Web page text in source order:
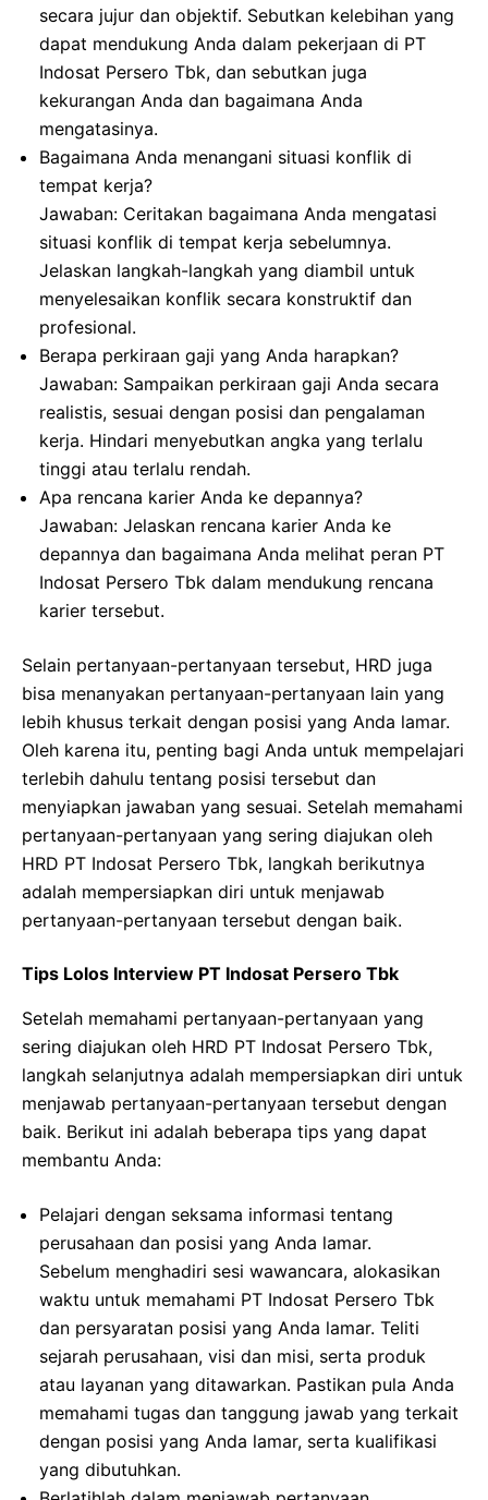
secara jujur dan objektif. Sebutkan kelebihan yang
dapat mendukung Anda dalam pekerjaan di PT
Indosat Persero Tbk, dan sebutkan juga
kekurangan Anda dan bagaimana Anda
mengatasinya.
Bagaimana Anda menangani situasi konflik di
tempat kerja?
Jawaban: Ceritakan bagaimana Anda mengatasi
situasi konflik di tempat kerja sebelumnya.
Jelaskan langkah-langkah yang diambil untuk
menyelesaikan konflik secara konstruktif dan
profesional.
Berapa perkiraan gaji yang Anda harapkan?
Jawaban: Sampaikan perkiraan gaji Anda secara
realistis, sesuai dengan posisi dan pengalaman
kerja. Hindari menyebutkan angka yang terlalu
tinggi atau terlalu rendah.
Apa rencana karier Anda ke depannya?
Jawaban: Jelaskan rencana karier Anda ke
depannya dan bagaimana Anda melihat peran PT
Indosat Persero Tbk dalam mendukung rencana
karier tersebut.
Selain pertanyaan-pertanyaan tersebut, HRD juga
bisa menanyakan pertanyaan-pertanyaan lain yang
lebih khusus terkait dengan posisi yang Anda lamar.
Oleh karena itu, penting bagi Anda untuk mempelajari
terlebih dahulu tentang posisi tersebut dan
menyiapkan jawaban yang sesuai. Setelah memahami
pertanyaan-pertanyaan yang sering diajukan oleh
HRD PT Indosat Persero Tbk, langkah berikutnya
adalah mempersiapkan diri untuk menjawab
pertanyaan-pertanyaan tersebut dengan baik.
Tips Lolos Interview PT Indosat Persero Tbk
Setelah memahami pertanyaan-pertanyaan yang
sering diajukan oleh HRD PT Indosat Persero Tbk,
langkah selanjutnya adalah mempersiapkan diri untuk
menjawab pertanyaan-pertanyaan tersebut dengan
baik. Berikut ini adalah beberapa tips yang dapat
membantu Anda:
Pelajari dengan seksama informasi tentang
perusahaan dan posisi yang Anda lamar.
Sebelum menghadiri sesi wawancara, alokasikan
waktu untuk memahami PT Indosat Persero Tbk
dan persyaratan posisi yang Anda lamar. Teliti
sejarah perusahaan, visi dan misi, serta produk
atau layanan yang ditawarkan. Pastikan pula Anda
memahami tugas dan tanggung jawab yang terkait
dengan posisi yang Anda lamar, serta kualifikasi
yang dibutuhkan.